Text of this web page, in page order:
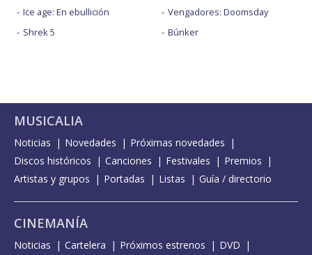
Ice age: En ebullición
Shrek 5
Vengadores: Doomsday
Búnker
MUSICALIA
Noticias Novedades
Próximas novedades
Discos históricos
Canciones Festivales
Premios
Artistas y grupos
Portadas Listas Guía / directorio
CINEMANÍA
Noticias Cartelera Próximos estrenos
DVD